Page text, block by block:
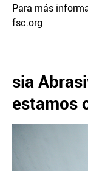
Para más
fsc.org
sia
estamos